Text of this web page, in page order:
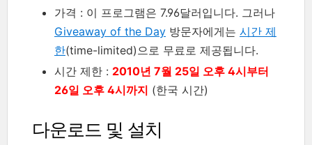
가격 : 이 프로그램은 7.96달러입니다. 그러나
Giveaway of the Day 방문자에게는 시간 제
한(time-limited)으로 무료로 제공됩니다.
시간 제한 : 2010년 7월 25일 오후 4시부터
26일 오후 4시까지 (한국 시간)
다운로드 및 설치